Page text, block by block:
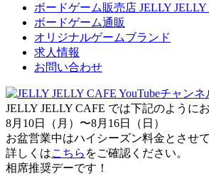
ボードゲーム販売店 JELLY JELLY
ボードゲーム通販
オリジナルゲームブランド
求人情報
お問い合わせ
JELLY JELLY CAFE では下記のように
8月10日（月）〜8月16日（日）
お盆営業中はハイシーズン料金とさせ
詳しくはこちら をご確認ください。
相席推奨デーです！